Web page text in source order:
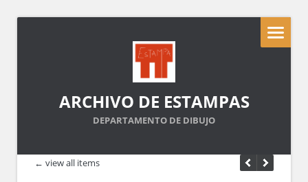
ARCHIVO DE ESTAMPAS
DEPARTAMENTO DE DIBUJO
← view all items